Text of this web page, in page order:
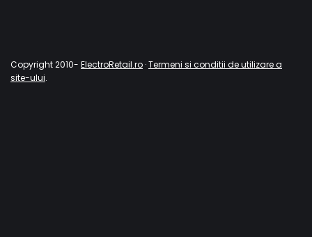
Copyright 2010- ElectroRetail.ro ·Termeni si conditii de utilizare a
site-ului.